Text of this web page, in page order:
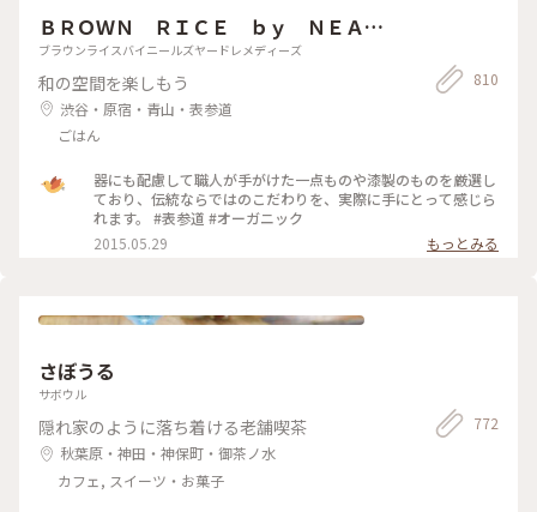
ＢＲＯＷＮ ＲＩＣＥ ｂｙ ＮＥＡ
Ｌ’Ｓ ＹＡＲＤ ＲＥＭＥＤＩＥＳ
ブラウンライスバイニールズヤードレメディーズ
和の空間を楽しもう
渋谷・原宿・青山・表参道
ごはん
810
器にも配慮して職人が手がけた一点ものや漆製のものを厳選し
ており、伝統ならではのこだわりを、実際に手にとって感じら
れます。 #表参道 #オーガニック
2015.05.29
もっとみる
さぼうる
サボウル
隠れ家のように落ち着ける老舗喫茶
秋葉原・神田・神保町・御茶ノ水
カフェ, スイーツ・お菓子
772